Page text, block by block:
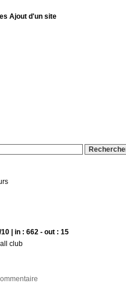
Ajout d'un site
| in : 662 - out : 15
club